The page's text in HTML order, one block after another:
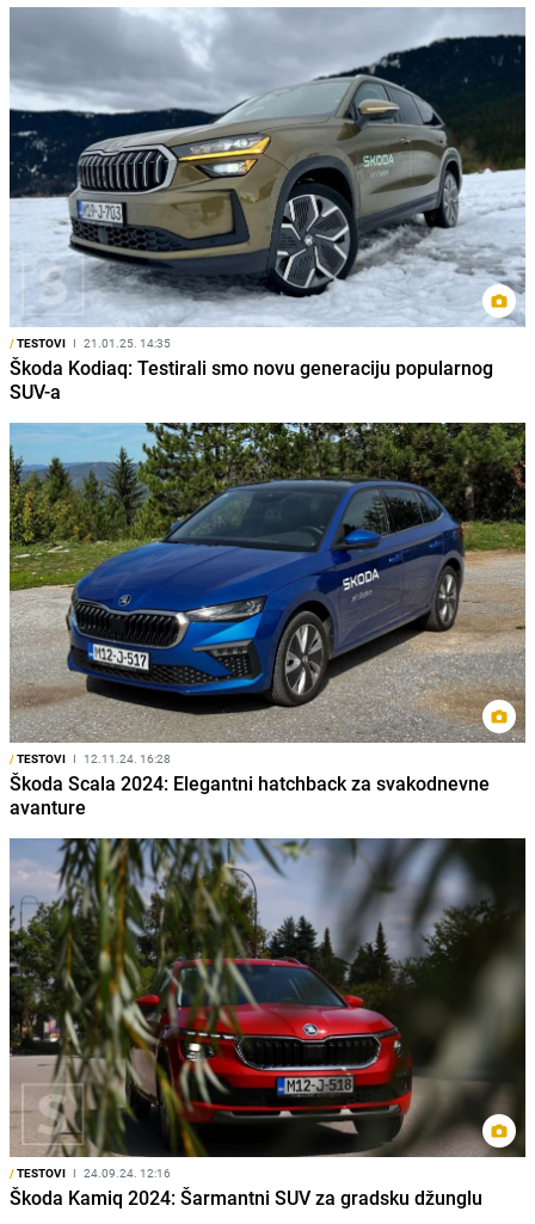
/TESTOVI I 21.01.25. 14:35
Škoda Kodiaq: Testirali smo novu generaciju popularnog
SUV-a
/TESTOVI I 12.11.24. 16:28
Škoda Scala 2024: Elegantni hatchback za svakodnevne
avanture
/TESTOVI I 24.09.24. 12:16
Škoda Kamiq 2024: Šarmantni SUV za gradsku džunglu